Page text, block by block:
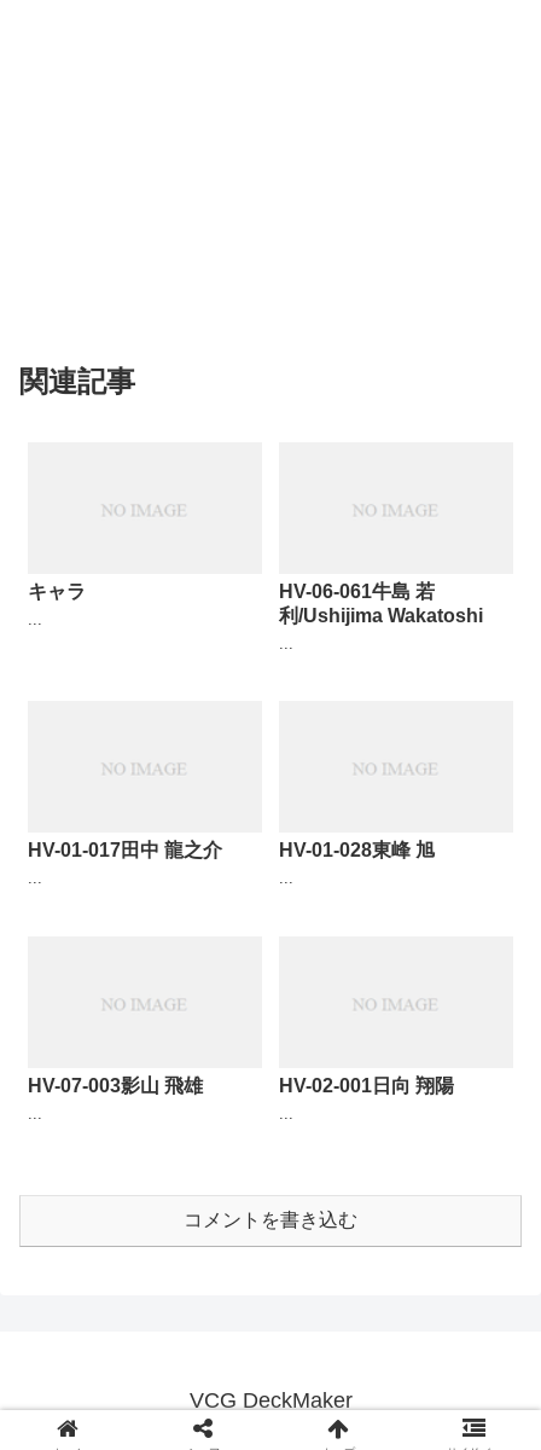
関連記事
キャラ
HV-06-061牛島 若
利/Ushijima Wakatoshi
HV-01-017田中 龍之介
...
HV-01-028東峰 旭
...
HV-07-003影山 飛雄
...
HV-02-001日向 翔陽
...
コメントを書き込む
VCG DeckMaker
© 2018 VCG DeckMaker.